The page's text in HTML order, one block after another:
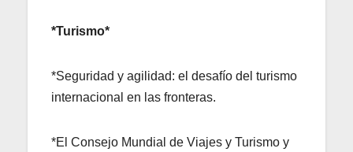
*Turismo*
*Seguridad y agilidad: el desafío del turismo
internacional en las fronteras.
*El Consejo Mundial de Viajes y Turismo y